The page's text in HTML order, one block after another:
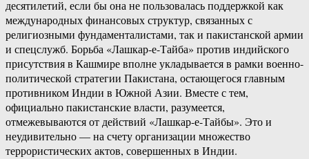
десятилетий, если бы она не пользовалась поддержкой как
международных финансовых структур, связанных с
религиозными фундаменталистами, так и пакистанской армии
и спецслужб. Борьба «Лашкар-е-Тайба» против индийского
присутствия в Кашмире вполне укладывается в рамки военно-
политической стратегии Пакистана, остающегося главным
противником Индии в Южной Азии. Вместе с тем,
официально пакистанские власти, разумеется,
отмежевываются от действий «Лашкар-е-Тайбы». Это и
неудивительно — на счету организации множество
террористических актов, совершенных в Индии.